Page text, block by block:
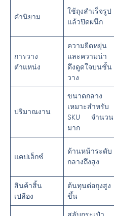
คำนิยาม
ใช้ถุงสำเร็จรูป
แล้วปิดผนึก
การวาง
ตำแหน่ง
ความยืดหยุ่น
และความน่า
ดึงดูดใจบนชั้น
วาง
ปริมาณงาน
ขนาดกลาง
เหมาะสำหรับ
SKU จำนวน
มาก
แคปเอ็กซ์
ด้านหน้าระดับ
กลางถึงสูง
สินค้าสิ้น
เปลือง
ต้นทุนต่อถุงสูง
ขึ้น